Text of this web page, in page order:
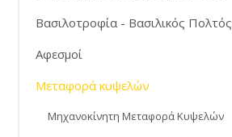
Βασιλοτροφία - Βασιλικός Πολτός
Αφεσμοί
Μεταφορά κυψελών
Μηχανοκίνητη Μεταφορά Κυψελών